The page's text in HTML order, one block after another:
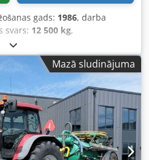
gads: 1986, darba
svars: 12 500 kg,
Dxpepfx Alaeck Modelis:
3 300 h Griezuma platums:
salmu izkliedētājs
Mazā sludinājuma